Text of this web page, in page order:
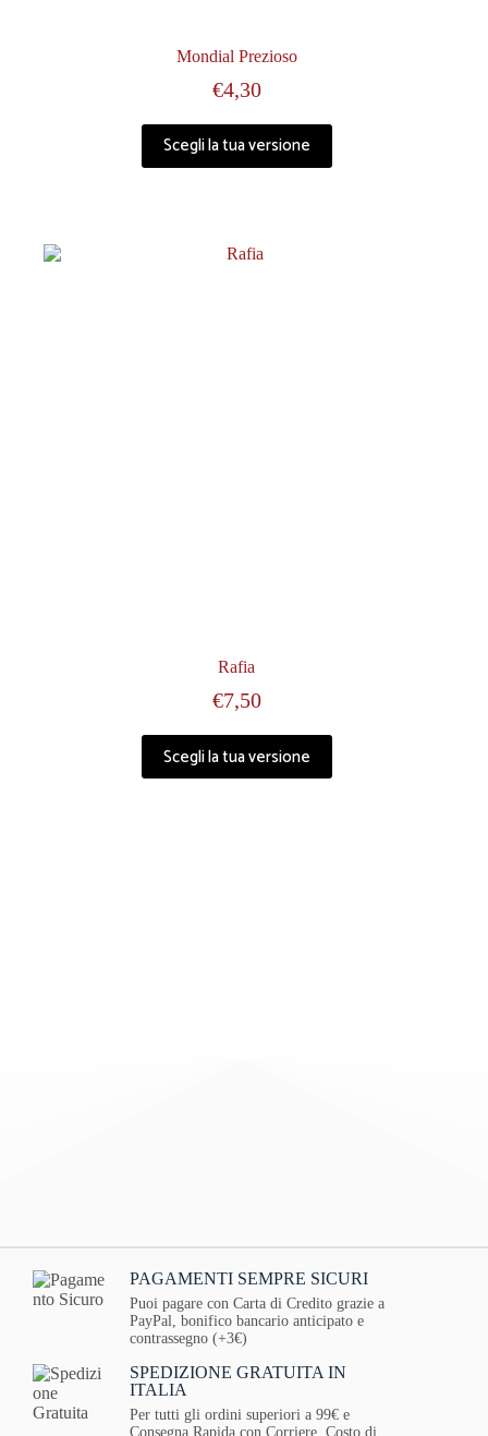
Mondial Prezioso
€4,30
Scegli la tua versione
Rafia
€7,50
Scegli la tua versione
PAGAMENTI SEMPRE SICURI
Puoi pagare con Carta di Credito grazie a
PayPal, bonifico bancario anticipato e
contrassegno (+3€)
SPEDIZIONE GRATUITA IN
ITALIA
Per tutti gli ordini superiori a 99€ e
Consegna Rapida con Corriere. Costo di